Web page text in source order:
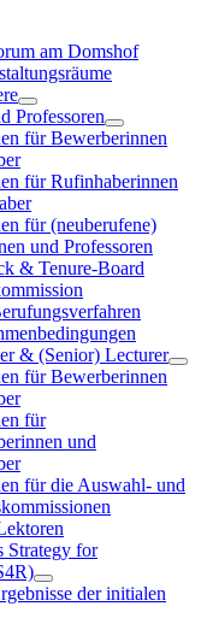
am Domshof
Professoren
für Bewerberinnen
für Rufinhaberinnen
für (neuberufene)
und Professoren
& Tenure-Board
& (Senior) Lecturer
für Bewerberinnen
für
und
für die Auswahl- und
Strategy for
der initialen